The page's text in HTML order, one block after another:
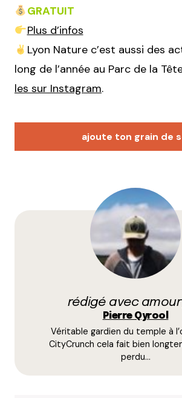
GRATUIT
Plus d’infos
Lyon Nature c’est aussi des
long de l’année au Parc de la
les sur Instagram.
ajoute ton grain de
Votre adresse e-mail ne sera pas
champs obligatoires sont indiqués
E-mail*
Prévenez-moi de tous les nouveaux
rédigé avec
Pierre Qyrool
Véritable gardien du temple à
CityCrunch cela fait bien
perdu…